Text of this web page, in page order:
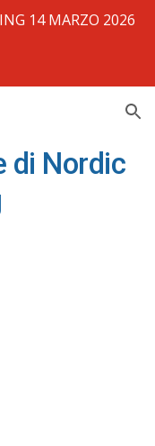
14 MARZO 2026
di Nordic